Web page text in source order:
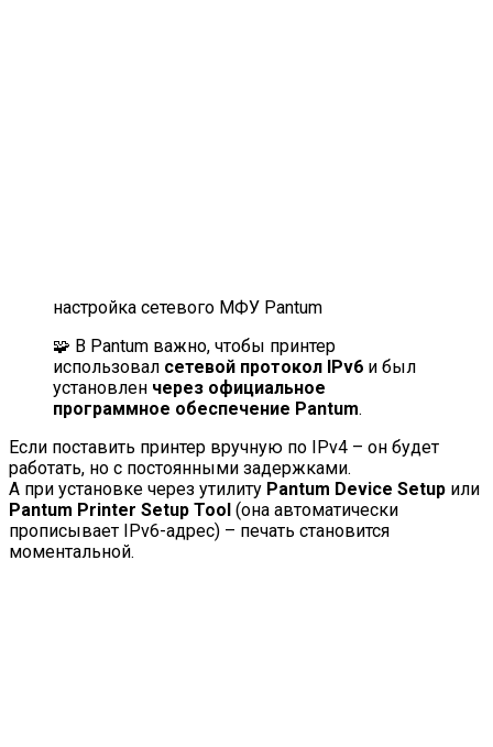
настройка сетевого МФУ Pantum
🧩 В Pantum важно, чтобы принтер
использовал сетевой протокол IPv6 и был
установлен через официальное
программное обеспечение Pantum.
Если поставить принтер вручную по IPv4 – он будет
работать, но с постоянными задержками.
А при установке через утилиту Pantum Device Setup или
Pantum Printer Setup Tool (она автоматически
прописывает IPv6-адрес) – печать становится
моментальной.